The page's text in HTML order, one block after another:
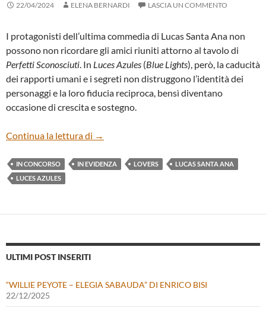
22/04/2024 ELENA BERNARDI LASCIA UN COMMENTO
I protagonisti dell’ultima commedia di Lucas Santa Ana non
possono non ricordare gli amici riuniti attorno al tavolo di
Perfetti Sconosciuti. In Luces Azules (Blue Lights), però, la caducità
dei rapporti umani e i segreti non distruggono l’identità dei
personaggi e la loro fiducia reciproca, bensì diventano
occasione di crescita e sostegno.
Continua la lettura di “LUCES AZULES (BLUE LIGHTS)” DI
→
IN CONCORSO IN EVIDENZA LOVERS
LUCAS SANTA ANA
LUCES AZULES
ULTIMI POST INSERITI
“WILLIE PEYOTE – ELEGIA SABAUDA” DI ENRICO BISI
22/12/2025